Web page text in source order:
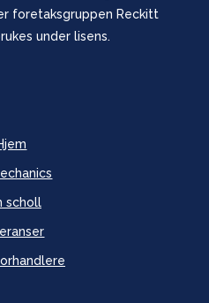
foretaksgruppen Reckitt
under lisens.
scholl